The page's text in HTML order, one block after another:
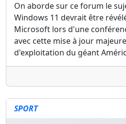
On aborde sur ce forum le
Windows 11 devrait être
Microsoft lors d'une
avec cette mise à jour
d'exploitation du géant
SPORT